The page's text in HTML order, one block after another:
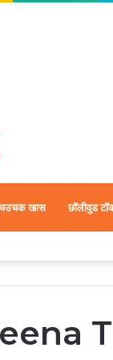
खास छॉलीवुड
में दिखा ‘मां का